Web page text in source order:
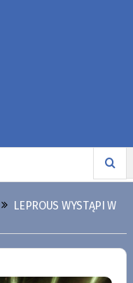
LEPROUS WYSTĄPI W